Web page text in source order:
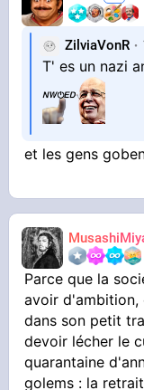
ZilviaVonR
T' es un nazi
et les gens
Parce que la
avoir d'ambition,
dans son petit
devoir lécher le
quarantaine
golems : la